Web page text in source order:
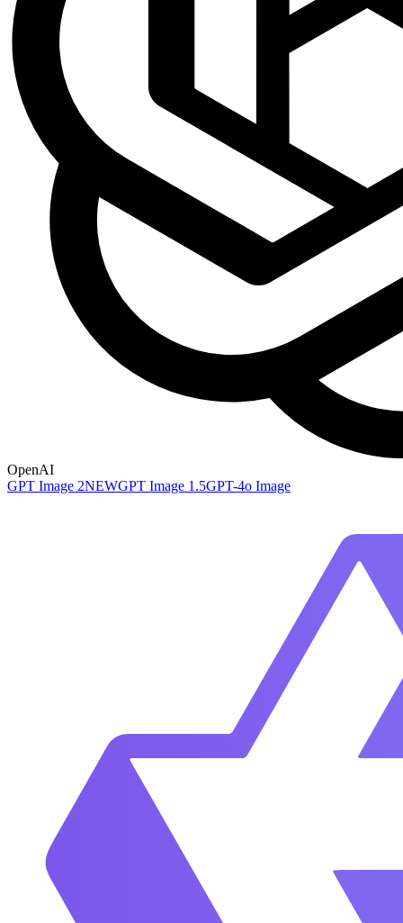
OpenAI
GPT Image 2NEWGPT Image 1.5GPT-4o Image